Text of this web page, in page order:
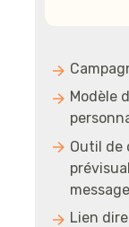
Modèle
Outil de
Lien